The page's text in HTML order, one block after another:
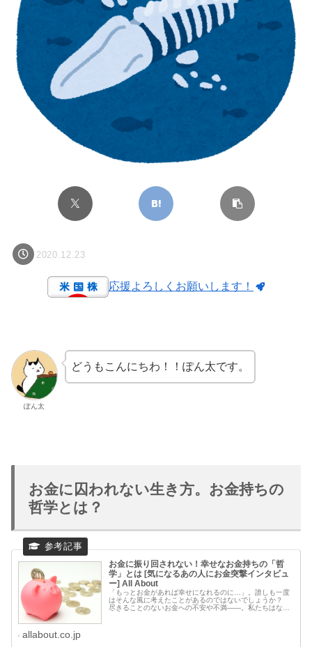
2020.12.23
応援よろしくお願いします！
ぽん太
どうもこんにちわ！！ぽん太です。
お金に囚われない生き方。お金持ちの
哲学とは？
お金に振り回されない！幸せなお金持ちの「哲
学」とは [気になるあの人にお金突撃インタビュ
ー] All About
「もっとお金があれば幸せになれるのに…」。誰しも一度
はそんな風に考えたことがあるのではないでしょうか？
尽きることのないお金への不安や不満――。私たちはなぜ
allabout.co.jp